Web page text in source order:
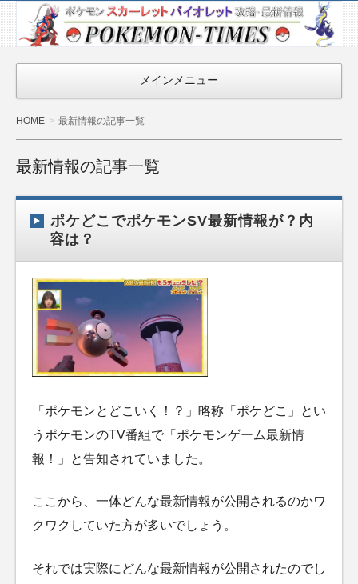
ポケモン最新
情報まとめ
『POKEMON-
TIMES』
メインメニュー
HOME 最新情報の記事一覧
最新情報の記事一覧
ポケどこでポケモンSV最新情報が？内
容は？
「ポケモンとどこいく！？」略称「ポケどこ」とい
うポケモンのTV番組で「ポケモンゲーム最新情
報！」と告知されていました。
ここから、一体どんな最新情報が公開されるのかワ
クワクしていた方が多いでしょう。
それでは実際にどんな最新情報が公開されたのでし